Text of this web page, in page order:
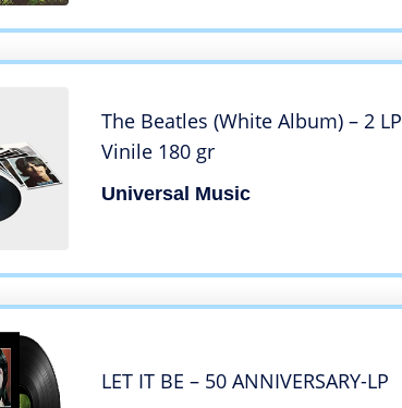
The Beatles (White Album) – 2 LP
Vinile 180 gr
Universal Music
LET IT BE – 50 ANNIVERSARY-LP